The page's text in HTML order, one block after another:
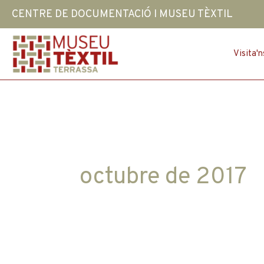
Vés
al
contingut
CENTRE DE DOCUMENTACIÓ I MUSEU TÈXTIL
octubre de 2017